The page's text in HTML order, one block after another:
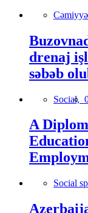
drenaj
səbəb
Social,
A
Social